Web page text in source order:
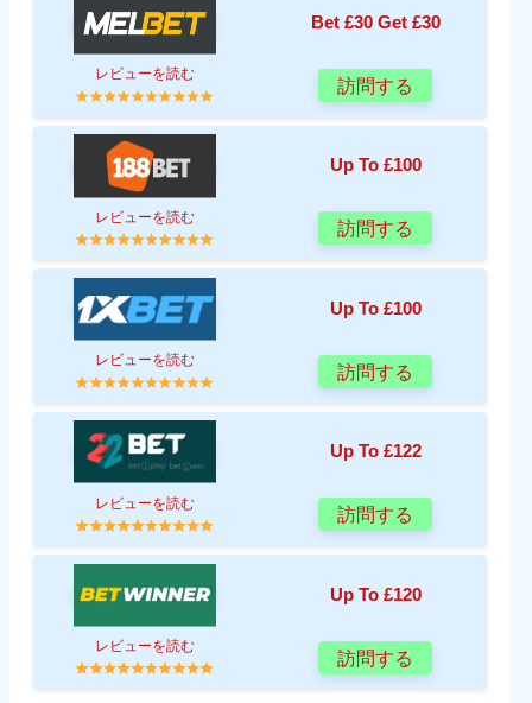
Bet £30 Get £30
レビューを読む
訪問する
Up To £100
レビューを読む
訪問する
Up To £100
レビューを読む
訪問する
Up To £122
レビューを読む
訪問する
Up To £120
レビューを読む
訪問する